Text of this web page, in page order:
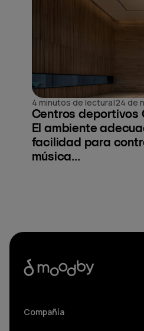
4 minutos de lectura|24 de
Centros deportivos
El ambiente
facilidad para
música...
Compañía